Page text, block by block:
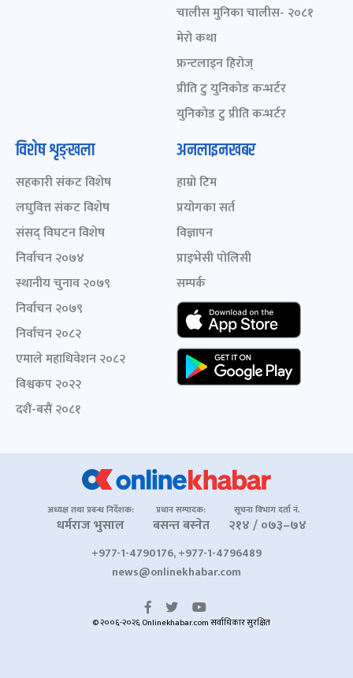
चालीस मुनिका चालीस- २०८१
मेरो कथा
फ्रन्टलाइन हिरोज्
प्रीति टु युनिकोड कन्भर्टर
युनिकोड टु प्रीति कन्भर्टर
विशेष शृङ्खला
सहकारी संकट विशेष
लघुवित्त संकट विशेष
संसद् विघटन विशेष
निर्वाचन २०७४
स्थानीय चुनाव २०७९
निर्वाचन २०७९
निर्वाचन २०८२
एमाले महाधिवेशन २०८२
विश्वकप २०२२
दशैं-बसैं २०८१
अनलाइनखबर
हाम्रो टिम
प्रयोगका सर्त
विज्ञापन
प्राइभेसी पोलिसी
सम्पर्क
अध्यक्ष तथा प्रबन्ध निर्देशक:
धर्मराज भुसाल
प्रधान सम्पादक:
बसन्त बस्नेत
सूचना विभाग दर्ता नं.
२१४ / ०७३–७४
+977-1-4790176, +977-1-4796489
news@onlinekhabar.com
© २००६-२०२६ Onlinekhabar.com सर्वाधिकार सुरक्षित